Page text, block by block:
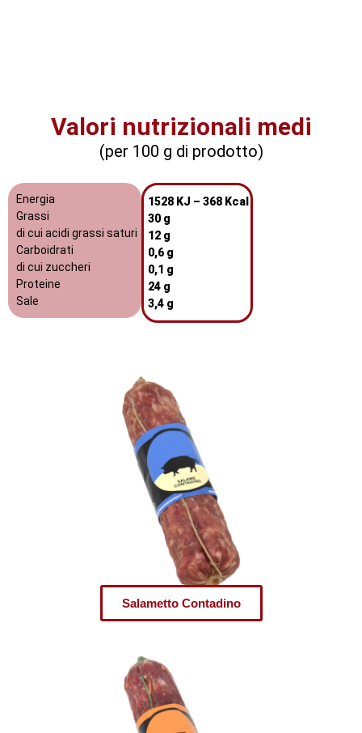
Valori nutrizionali medi
(per 100 g di prodotto)
Energia
Grassi
di cui acidi grassi saturi
Carboidrati
di cui zuccheri
Proteine
Sale
1528 KJ – 368 Kcal
30 g
12 g
0,6 g
0,1 g
24 g
3,4 g
Salametto Contadino